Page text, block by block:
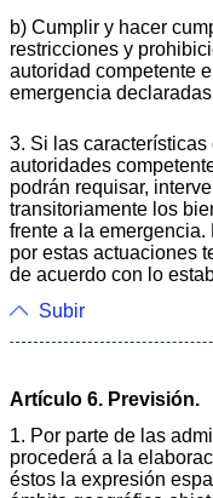
b) Cumplir y hacer
restricciones y
autoridad competente
emergencia
3. Si las
autoridades
podrán requisar,
transitoriamente los
frente a la
por estas actuaciones
de acuerdo con lo
Subir
Artículo 6. Previsión.
1. Por parte de las
procederá a la
éstos la expresión